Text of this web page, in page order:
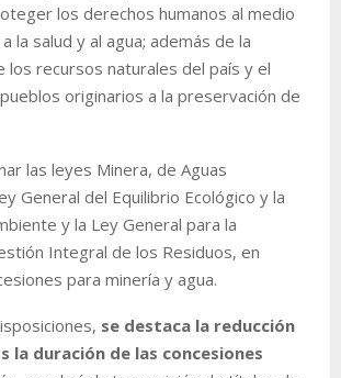
los derechos humanos al medio
la salud y al agua; además de la
los recursos naturales del país y el
originarios a la preservación de
las leyes Minera, de Aguas
General del Equilibrio Ecológico y la
y la Ley General para la
Integral de los Residuos, en
para minería y agua.
se destaca la reducción
la duración de las concesiones